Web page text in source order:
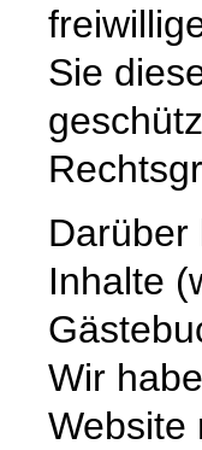
Sie
Darüber
Inhalte
Wir
Website